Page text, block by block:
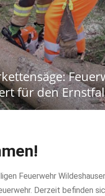
für den
Feuerwehr
Derzeit befinden